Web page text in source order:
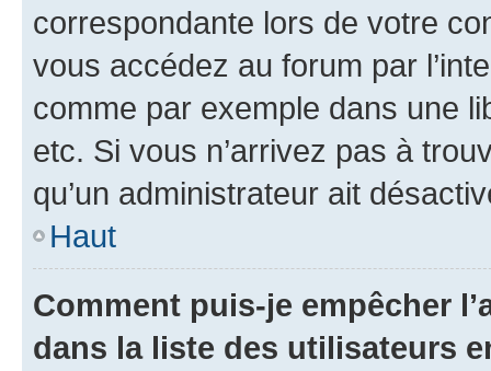
correspondante lors de votre
vous accédez au forum par
comme par exemple dans une
etc. Si vous n’arrivez pas à
qu’un administrateur ait
Haut
Comment puis-je empêcher
dans la liste des utilisateurs